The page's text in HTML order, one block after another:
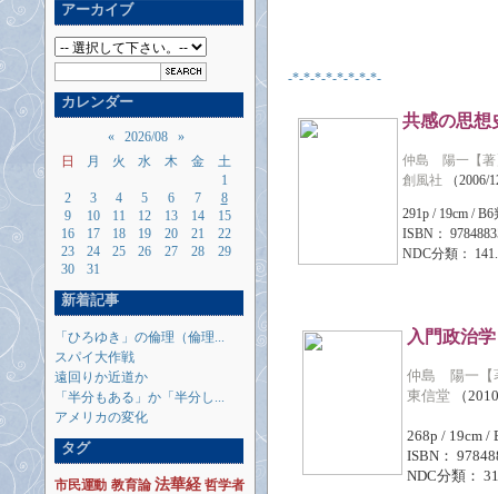
-*-*-*-*-*-*-*-*-
共感の思想
仲島 陽一【著
創風社
（2006/
291p / 19cm / B6
ISBN：
NDC分類：
入門政治学
仲島 陽一【
東信堂
（
268p / 19cm /
ISBN：
NDC分類：
アーカイブ
カレンダー
« 2026/08
»
日
月 火 水 木 金
土
1
2
3 4 5 6 7
8
9
10 11 12 13 14
15
16
17 18 19 20 21
22
23
24 25 26 27 28
29
30
31
新着記事
「ひろゆき」の倫理（倫理...
スパイ大作戦
遠回りか近道か
「半分もある」か「半分し...
アメリカの変化
タグ
市民運動 教育論 法華経 哲学者